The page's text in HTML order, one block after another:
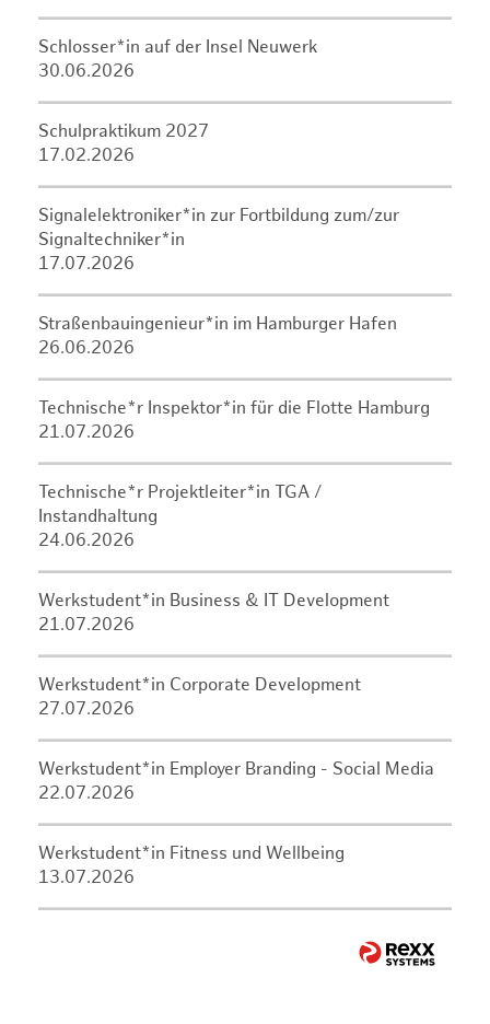
Schlosser*in auf der Insel Neuwerk
30.06.2026
Schulpraktikum 2027
17.02.2026
Signalelektroniker*in zur Fortbildung zum/zur
Signaltechniker*in
17.07.2026
Straßenbauingenieur*in im Hamburger Hafen
26.06.2026
Technische*r Inspektor*in für die Flotte Hamburg
21.07.2026
Technische*r Projektleiter*in TGA /
Instandhaltung
24.06.2026
Werkstudent*in Business & IT Development
21.07.2026
Werkstudent*in Corporate Development
27.07.2026
Werkstudent*in Employer Branding - Social Media
22.07.2026
Werkstudent*in Fitness und Wellbeing
13.07.2026